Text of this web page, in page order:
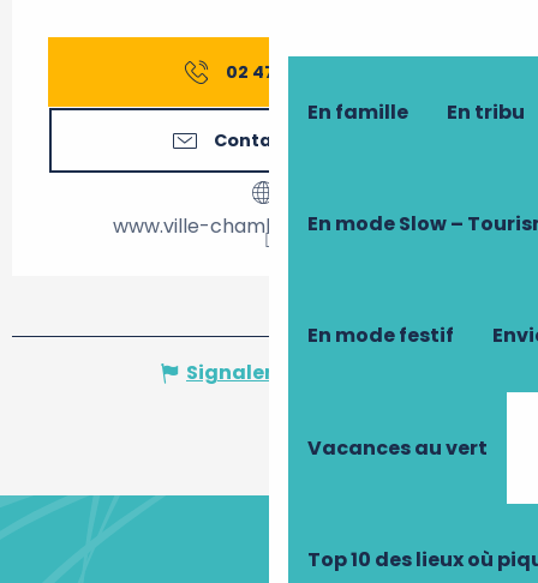
En famille En tribu
En mode Slow –
En mode festif
Vacances au vert
Top 10 des lieux où
02 47 48 17
Contactez-nous
www.ville-chambray-les-tours.fr
Signaler une erreur